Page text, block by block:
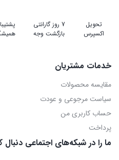
تحویل
اکسپرس
7 روز گارانتی
بازگشت وجه
خدمات مشتریان
مقایسه محصولات
سیاست مرجوعی و عودت
حساب کاربری من
پرداخت
ما را در شبکه‌های اجتماعی دنبال